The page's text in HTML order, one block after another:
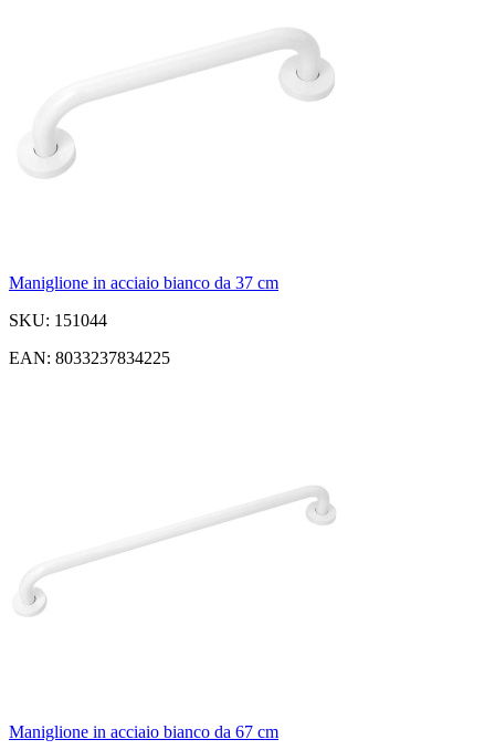
Maniglione in acciaio bianco da 37 cm
SKU: 151044
EAN: 8033237834225
Maniglione in acciaio bianco da 67 cm